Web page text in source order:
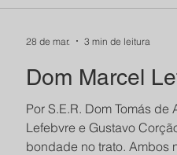
OSB Dom
Dom Marcel
Por S.E.R. Dom Tomás de Aquino O.S.B. Há
Lefebvre e Gustavo
bondade no trato. Ambos
28 de mar. 3 min de leitura